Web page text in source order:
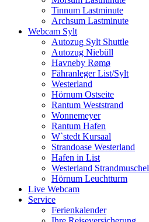
Tinnum Lastminute
Archsum Lastminute
Webcam Sylt
Autozug Sylt Shuttle
Autozug Niebüll
Havneby Rømø
Fähranleger List/Sylt
Westerland
Hörnum Ostseite
Rantum Weststrand
Wonnemeyer
Rantum Hafen
W`stedt Kursaal
Strandoase Westerland
Hafen in List
Westerland Strandmuschel
Hörnum Leuchtturm
Live Webcam
Service
Ferienkalender